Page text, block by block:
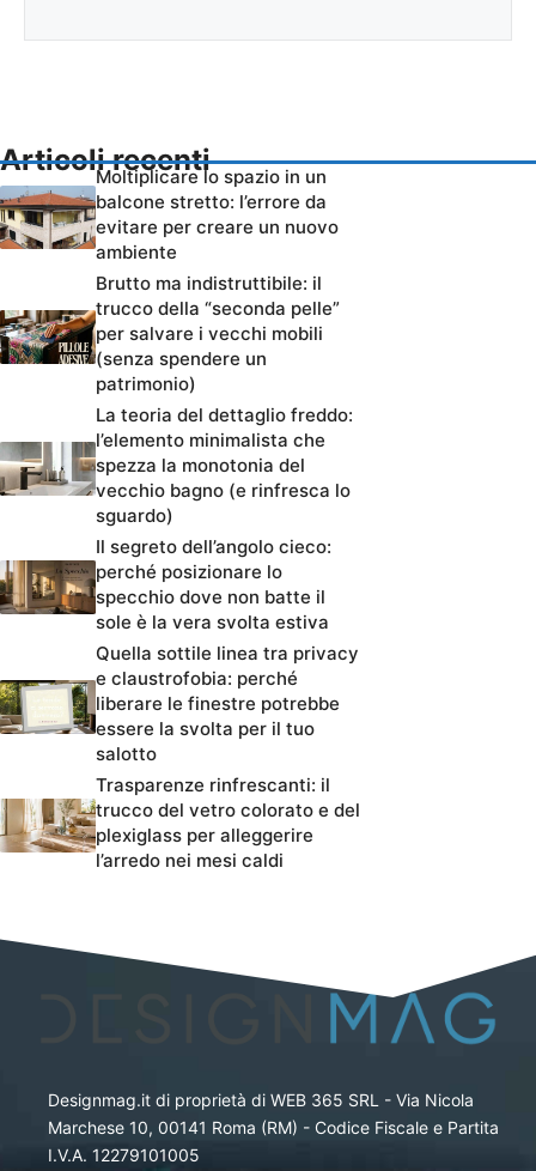
Articoli recenti
Moltiplicare lo spazio in un
balcone stretto: l’errore da
evitare per creare un nuovo
ambiente
Brutto ma indistruttibile: il
trucco della “seconda pelle”
per salvare i vecchi mobili
(senza spendere un
patrimonio)
La teoria del dettaglio freddo:
l’elemento minimalista che
spezza la monotonia del
vecchio bagno (e rinfresca lo
sguardo)
Il segreto dell’angolo cieco:
perché posizionare lo
specchio dove non batte il
sole è la vera svolta estiva
Quella sottile linea tra privacy
e claustrofobia: perché
liberare le finestre potrebbe
essere la svolta per il tuo
salotto
Trasparenze rinfrescanti: il
trucco del vetro colorato e del
plexiglass per alleggerire
l’arredo nei mesi caldi
Designmag.it di proprietà di WEB 365 SRL - Via Nicola
Marchese 10, 00141 Roma (RM) - Codice Fiscale e Partita
I.V.A. 12279101005